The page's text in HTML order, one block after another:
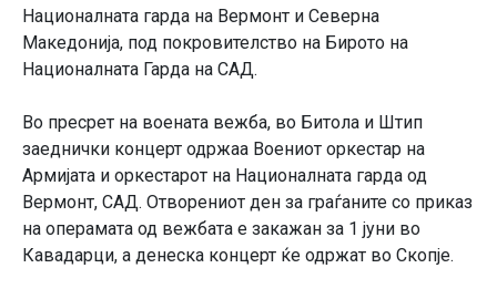
Националната гарда на Вермонт и Северна
Македонија, под покровителство на Бирото на
Националната Гарда на САД.
Во пресрет на воената вежба, во Битола и Штип
заеднички концерт одржаа Воениот оркестар на
Армијата и оркестарот на Националната гарда од
Вермонт, САД. Отворениот ден за граѓаните со приказ
на операмата од вежбата е закажан за 1 јуни во
Кавадарци, а денеска концерт ќе одржат во Скопје.